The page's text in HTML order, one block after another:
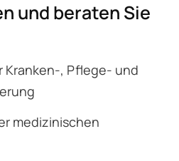
und beraten Sie
Kranken-, Pflege- und
medizinischen